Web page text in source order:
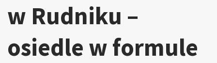
w Rudniku –
osiedle w formule